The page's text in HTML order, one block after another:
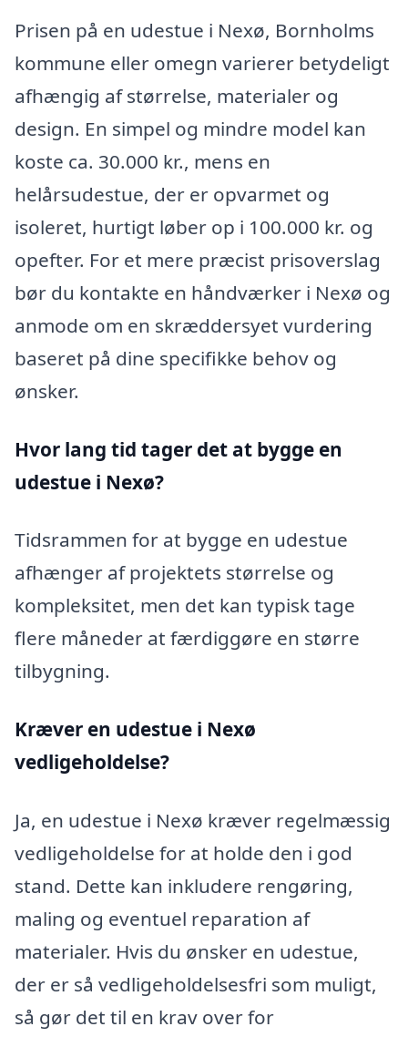
Prisen på en udestue i Nexø, Bornholms
kommune eller omegn varierer betydeligt
afhængig af størrelse, materialer og
design. En simpel og mindre model kan
koste ca. 30.000 kr., mens en
helårsudestue, der er opvarmet og
isoleret, hurtigt løber op i 100.000 kr. og
opefter. For et mere præcist prisoverslag
bør du kontakte en håndværker i Nexø og
anmode om en skræddersyet vurdering
baseret på dine specifikke behov og
ønsker.
Hvor lang tid tager det at bygge en
udestue i Nexø?
Tidsrammen for at bygge en udestue
afhænger af projektets størrelse og
kompleksitet, men det kan typisk tage
flere måneder at færdiggøre en større
tilbygning.
Kræver en udestue i Nexø
vedligeholdelse?
Ja, en udestue i Nexø kræver regelmæssig
vedligeholdelse for at holde den i god
stand. Dette kan inkludere rengøring,
maling og eventuel reparation af
materialer. Hvis du ønsker en udestue,
der er så vedligeholdelsesfri som muligt,
så gør det til en krav over for